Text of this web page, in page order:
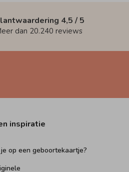
4,5 / 5
dan 20.240 reviews
inspiratie
op een geboortekaartje?